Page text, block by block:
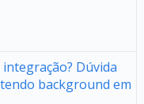
Dúvida
background em